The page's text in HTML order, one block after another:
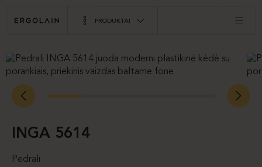
PRODUKTAI
INGA 5614
Pedrali